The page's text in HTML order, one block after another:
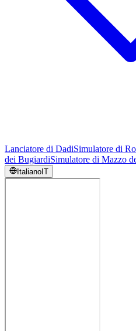
Lanciatore di DadiSimulatore di
dei BugiardiSimulatore di Mazzo
Italiano IT